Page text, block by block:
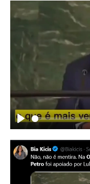
Play